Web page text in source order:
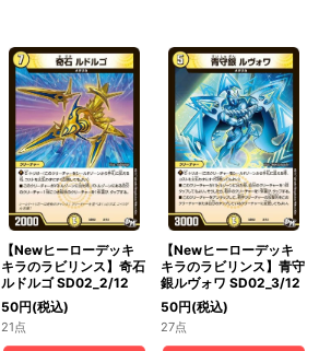
絞り込む
【Newヒーローデッキ
キラのラビリンス】奇石
ルドルゴ SD02_2/12
50円(税込)
21点
【Newヒーローデッキ
キラのラビリンス】青守
銀ルヴォワ SD02_3/12
50円(税込)
27点